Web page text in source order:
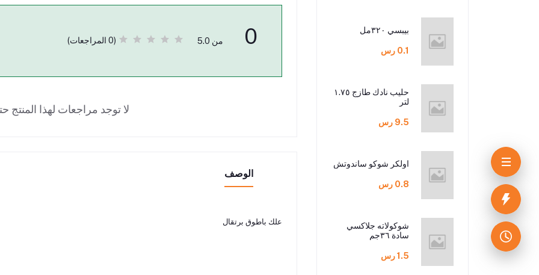
بيبسي ٣٢٠مل
0.1 رس
حليب نادك طازج ١.٧٥
لتر
9.5 رس
اولكر شوكو ساندوتش
0.8 رس
شوكولاته جلاكسي
سادة ٣٦جم
1.5 رس
0 من 5.0 (0 المراجعات)
لا توجد مراجعات لهذا المنتج
الوصف
علك باطوق برتقال